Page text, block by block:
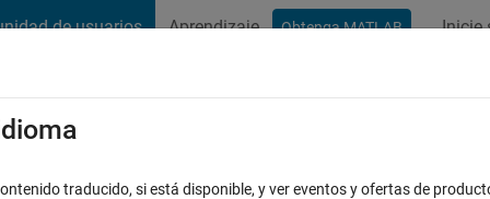
de usuarios Aprendizaje Obtenga MATLAB Inicie
equation?
traducido, si está disponible, y ver eventos y ofertas de